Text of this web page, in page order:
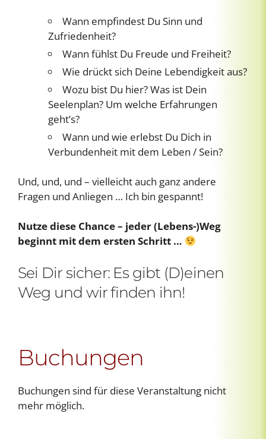
Wann empfindest Du Sinn und
Zufriedenheit?
Wann fühlst Du Freude und Freiheit?
Wie drückt sich Deine Lebendigkeit aus?
Wozu bist Du hier? Was ist Dein
Seelenplan? Um welche Erfahrungen
geht’s?
Wann und wie erlebst Du Dich in
Verbundenheit mit dem Leben / Sein?
Und, und, und – vielleicht auch ganz andere
Fragen und Anliegen … Ich bin gespannt!
Nutze diese Chance – jeder (Lebens-)Weg
beginnt mit dem ersten Schritt …
Sei Dir sicher: Es gibt (D)einen
Weg und wir finden ihn!
Buchungen
Buchungen sind für diese Veranstaltung nicht
mehr möglich.